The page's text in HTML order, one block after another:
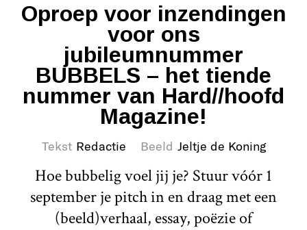
Oproep voor inzendingen
voor ons
jubileumnummer
BUBBELS – het tiende
nummer van Hard//hoofd
Magazine!
Tekst Redactie Beeld Jeltje de Koning
Hoe bubbelig voel jij je? Stuur vóór 1
september je pitch in en draag met een
(beeld)verhaal, essay, poëzie of